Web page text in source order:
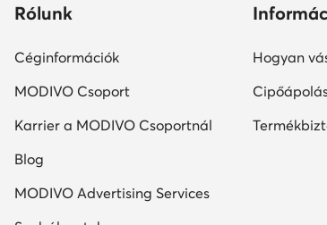
Rólunk
Céginformációk
MODIVO Csoport
Karrier a MODIVO Csoportnál
Blog
MODIVO Advertising Services
Hogyan